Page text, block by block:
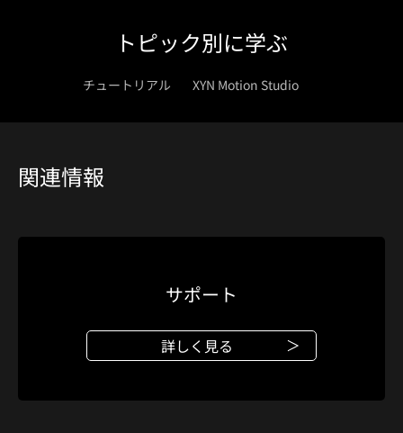
トピック別に学ぶ
チュートリアル XYN Motion Studio
関連情報
サポート
詳しく見る